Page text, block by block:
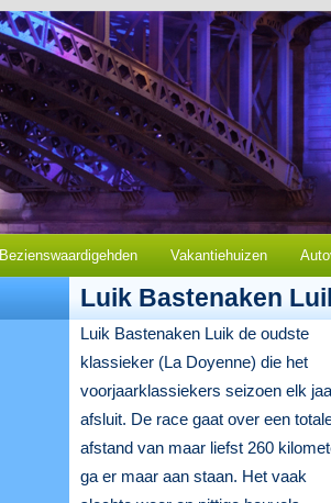
Bezienswaardigehden Vakantiehuizen
Luik Bastenaken
Luik Bastenaken Luik de oudste
klassieker (La Doyenne) die het
voorjaarklassiekers seizoen elk
afsluit. De race gaat over een
afstand van maar liefst 260
ga er maar aan staan. Het vaak